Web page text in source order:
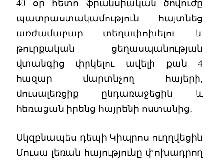
40 օր հետո ֆրանսիական ծովուժը
պատրաստակամություն հայտնեց
առժամաբար տեղափոխելու և
թուրքական ցեղասպանության
վտանգից փրկելու ավելի քան 4
հազար մարտնչող հայերի,
մուսալեռցիք ընդառաջեցին և
հեռացան իրենց հայրենի ոստանից:
Սկզբնապես դեպի Կիպրոս ուղղվեցին
Մուսա լեռան հայությունը փոխադրող